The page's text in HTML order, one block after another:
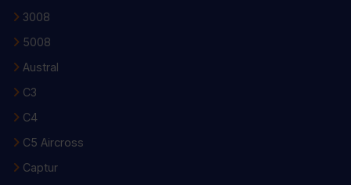
3008
5008
Austral
C3
C4
C5 Aircross
Captur